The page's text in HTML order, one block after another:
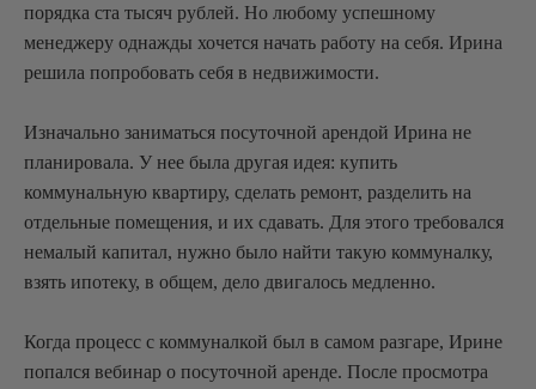
порядка ста тысяч рублей. Но любому успешному
менеджеру однажды хочется начать работу на себя. Ирина
решила попробовать себя в недвижимости.
Изначально заниматься посуточной арендой Ирина не
планировала. У нее была другая идея: купить
коммунальную квартиру, сделать ремонт, разделить на
отдельные помещения, и их сдавать. Для этого требовался
немалый капитал, нужно было найти такую коммуналку,
взять ипотеку, в общем, дело двигалось медленно.
Когда процесс с коммуналкой был в самом разгаре, Ирине
попался вебинар о посуточной аренде. После просмотра